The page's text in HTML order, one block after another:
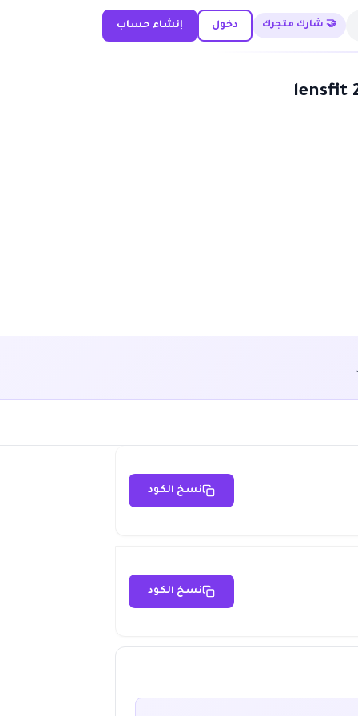
🤝 شارك متجرك دخول إنشاء حساب
نسخ الكود
نسخ الكود